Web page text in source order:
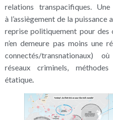
relations transpacifiques.
à l’assiègement de la
reprise politiquement pour
n’en demeure pas moins une
connectés/transnationaux)
réseaux criminels,
étatique